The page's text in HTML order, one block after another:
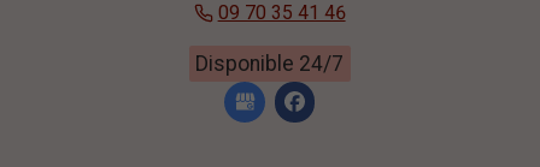
09 70 35 41 46
Disponible 24/7